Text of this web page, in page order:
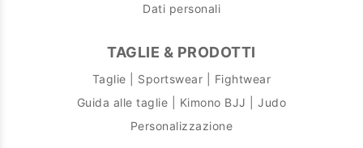
Dati personali
TAGLIE & PRODOTTI
Taglie | Sportswear | Fightwear
Guida alle taglie | Kimono BJJ | Judo
Personalizzazione